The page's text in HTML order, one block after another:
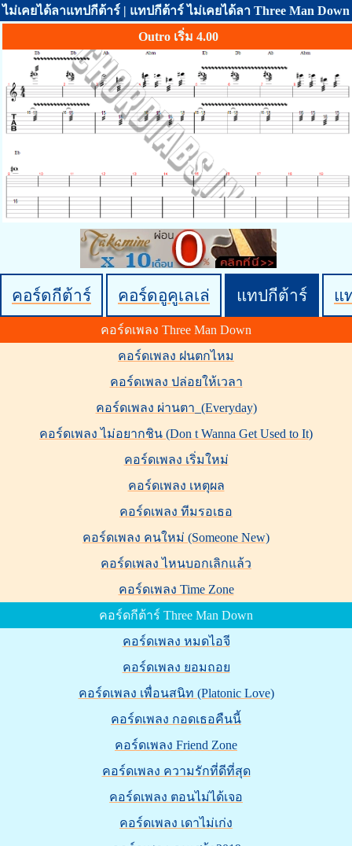
ไม่เคยได้ลาแทปกีต้าร์ | แทปกีต้าร์ ไม่เคยได้ลา Three Man Down
Outro เริ่ม 4.00
คอร์ดกีต้าร์ คอร์ดอูคูเลเล่ แทปกีต้าร์ แ
คอร์ดเพลง Three Man Down
คอร์ดเพลง ฝนตกไหม
คอร์ดเพลง ปล่อยให้เวลา
คอร์ดเพลง ผ่านตา_(Everyday)
คอร์ดเพลง ไม่อยากชิน (Don t Wanna Get Used to It)
คอร์ดเพลง เริ่มใหม่
คอร์ดเพลง เหตุผล
คอร์ดเพลง ทีมรอเธอ
คอร์ดเพลง คนใหม่ (Someone New)
คอร์ดเพลง ไหนบอกเลิกแล้ว
คอร์ดเพลง Time Zone
คอร์ดกีต้าร์ Three Man Down
คอร์ดเพลง หมดไอจี
คอร์ดเพลง ยอมถอย
คอร์ดเพลง เพื่อนสนิท (Platonic Love)
คอร์ดเพลง กอดเธอคืนนี้
คอร์ดเพลง Friend Zone
คอร์ดเพลง ความรักที่ดีที่สุด
คอร์ดเพลง ตอนไม่ได้เจอ
คอร์ดเพลง เดาไม่เก่ง